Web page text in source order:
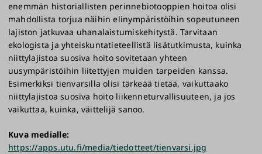
enemmän historiallisten perinnebiotooppien hoitoa olisi
mahdollista torjua näihin elinympäristöihin sopeutuneen
lajiston jatkuvaa uhanalaistumiskehitystä. Tarvitaan
ekologista ja yhteiskuntatieteellistä lisätutkimusta, kuinka
niittylajistoa suosiva hoito sovitetaan yhteen
uusympäristöihin liitettyjen muiden tarpeiden kanssa.
Esimerkiksi tienvarsilla olisi tärkeää tietää, vaikuttaako
niittylajistoa suosiva hoito liikenneturvallisuuteen, ja jos
vaikuttaa, kuinka, väittelijä sanoo.
Kuva medialle:
https://apps.utu.fi/media/tiedotteet/tienvarsi.jpg